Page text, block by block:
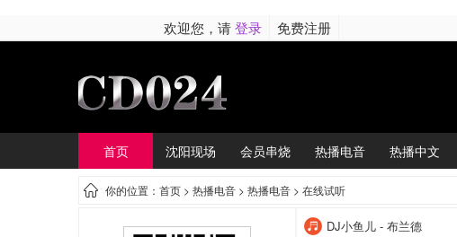
欢迎您，请登录 免费注册
首页 沈阳现场 会员串烧 热播电音 热播中文
你的位置：首页 > 热播电音 > 热播电音 > 在线试听
DJ小鱼儿 - 布兰德